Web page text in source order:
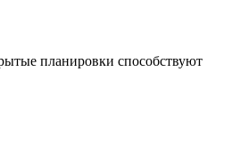
планировки способствуют